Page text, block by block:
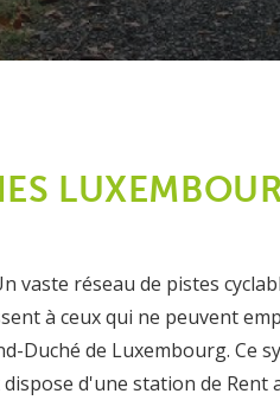
vaste réseau de pistes
à ceux qui ne peuvent
de Luxembourg. Ce
d'une station de Rent